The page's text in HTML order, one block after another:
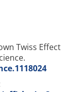
Twiss Effect